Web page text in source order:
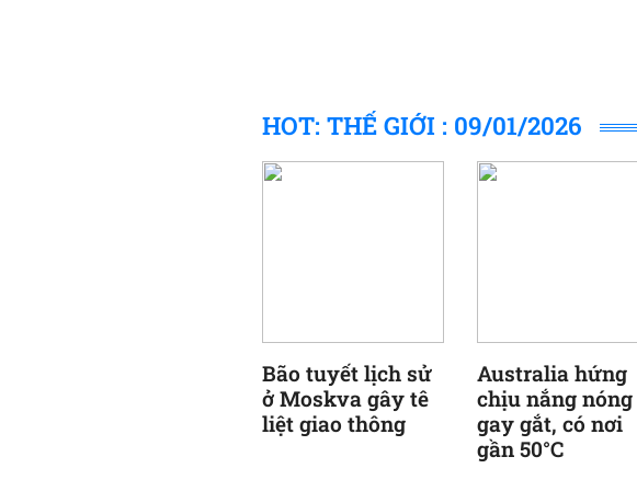
HOT: THẾ GIỚI : 09/01/2026
Bão tuyết lịch sử
ở Moskva gây tê
liệt giao thông
Australia hứng
chịu nắng nóng
gay gắt, có nơi
gần 50°C